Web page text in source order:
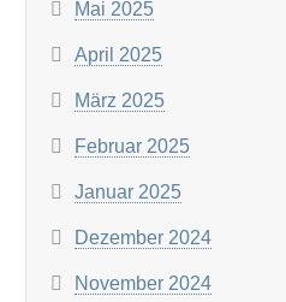
Mai 2025
April 2025
März 2025
Februar 2025
Januar 2025
Dezember 2024
November 2024